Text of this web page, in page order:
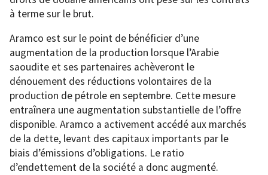
à terme sur le brut.
Aramco est sur le point de bénéficier d’une
augmentation de la production lorsque l’Arabie
saoudite et ses partenaires achèveront le
dénouement des réductions volontaires de la
production de pétrole en septembre. Cette mesure
entraînera une augmentation substantielle de l’offre
disponible. Aramco a activement accédé aux marchés
de la dette, levant des capitaux importants par le
biais d’émissions d’obligations. Le ratio
d’endettement de la société a donc augmenté.